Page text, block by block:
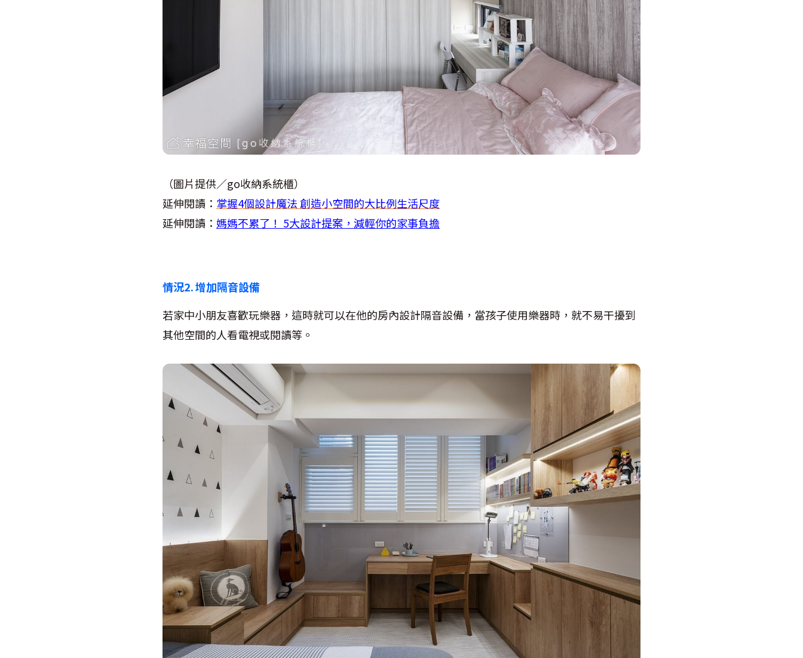
（圖片提供／go收納系統櫃）
延伸閱讀： 掌握4個設計魔法 創造小空間的大比例生活尺度
延伸閱讀： 媽媽不累了！ 5大設計提案，減輕你的家事負擔
情況2. 增加隔音設備
若家中小朋友喜歡玩樂器，這時就可以在他的房內設計隔音設備，當孩子使用樂器時，就不易干擾到
其他空間的人看電視或閱讀等。